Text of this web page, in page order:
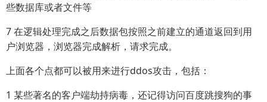
些数据库或者文件等
7 在逻辑处理完成之后数据包按照之前建立的通道返回到用
户浏览器，浏览器完成解析，请求完成。
上面各个点都可以被用来进行ddos攻击，包括：
1 某些著名的客户端劫持病毒，还记得访问百度跳搜狗的事